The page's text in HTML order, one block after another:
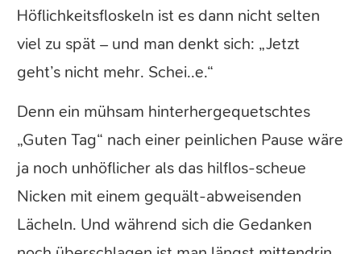
Höflichkeitsfloskeln ist es dann nicht selten
viel zu spät – und man denkt sich: „Jetzt
geht’s nicht mehr. Schei..e.“
Denn ein mühsam hinterhergequetschtes
„Guten Tag“ nach einer peinlichen Pause wäre
ja noch unhöflicher als das hilflos-scheue
Nicken mit einem gequält-abweisenden
Lächeln. Und während sich die Gedanken